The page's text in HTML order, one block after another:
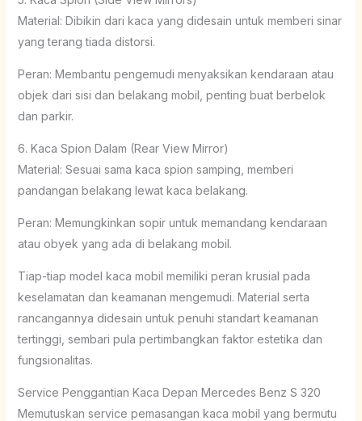
Material: Dibikin dari kaca yang didesain untuk memberi sinar
yang terang tiada distorsi.
Peran: Membantu pengemudi menyaksikan kendaraan atau
objek dari sisi dan belakang mobil, penting buat berbelok
dan parkir.
6. Kaca Spion Dalam (Rear View Mirror)
Material: Sesuai sama kaca spion samping, memberi
pandangan belakang lewat kaca belakang.
Peran: Memungkinkan sopir untuk memandang kendaraan
atau obyek yang ada di belakang mobil.
Tiap-tiap model kaca mobil memiliki peran krusial pada
keselamatan dan keamanan mengemudi. Material serta
rancangannya didesain untuk penuhi standart keamanan
tertinggi, sembari pula pertimbangkan faktor estetika dan
fungsionalitas.
Service Penggantian Kaca Depan Mercedes Benz S 320
Memutuskan service pemasangan kaca mobil yang bermutu